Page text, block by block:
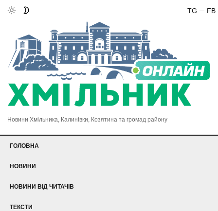
FB
TG
Новини Хмільника, Калинівки, Козятина та громад району
ГОЛОВНА
НОВИНИ
НОВИНИ ВІД ЧИТАЧІВ
ТЕКСТИ